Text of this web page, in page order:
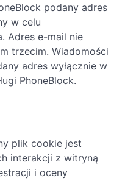
podany adres
w celu
Adres e-mail nie
trzecim. Wiadomości
adres wyłącznie w
PhoneBlock.
plik cookie jest
interakcji z witryną
i oceny